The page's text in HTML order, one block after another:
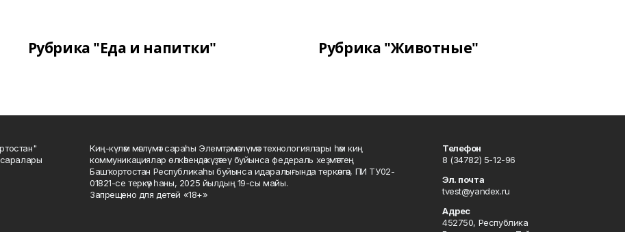
Рубрика "Еда и напитки" Рубрика "Животные"
саралары
Киң-күләм мәғлүмәт сараһы Элемтә, мәғлүмәт технологиялары һәм киң
коммуникациялар өлкәһендә күҙәтеү буйынса федераль хеҙмәттең
Башҡортостан Республикаһы буйынса идаралығында теркәлгән, ПИ ТУ02-
01821-се теркәү һаны, 2025 йылдың 19-сы майы.
Запрещено для детей «18+»
Телефон
8 (34782) 5-12-96
Эл. почта
tvest@yandex.ru
Адрес
452750, Республика